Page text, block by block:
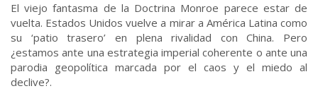
El viejo fantasma de la Doctrina Monroe parece estar de
vuelta. Estados Unidos vuelve a mirar a América Latina como
su ‘patio trasero’ en plena rivalidad con China. Pero
¿estamos ante una estrategia imperial coherente o ante una
parodia geopolítica marcada por el caos y el miedo al
declive?.